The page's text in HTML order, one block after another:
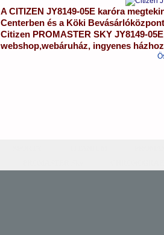
ACITIZEN JY8149-05E karóra
Centerben és a Köki
Citizen PROMASTER SKY JY8149-05E
webshop,webáruház, ingyenes